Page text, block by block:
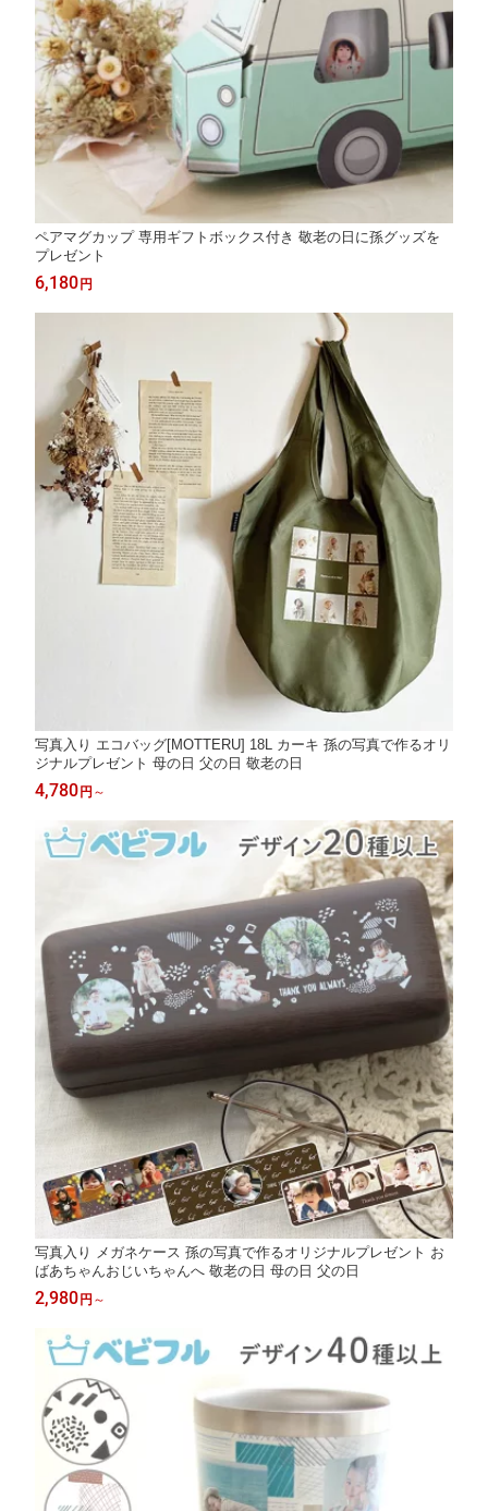
ペアマグカップ 専用ギフトボックス付き 敬老の日に孫グッズを
プレゼント
6,180 円
写真入り エコバッグ[MOTTERU] 18L カーキ 孫の写真で作るオリ
ジナルプレゼント 母の日 父の日 敬老の日
4,780 円 ～
写真入り メガネケース 孫の写真で作るオリジナルプレゼント お
ばあちゃんおじいちゃんへ 敬老の日 母の日 父の日
2,980 円 ～